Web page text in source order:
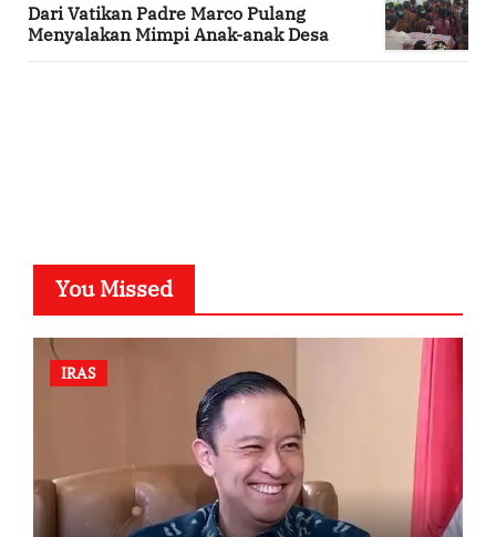
Dari Vatikan Padre Marco Pulang
Menyalakan Mimpi Anak-anak Desa
You Missed
IRAS